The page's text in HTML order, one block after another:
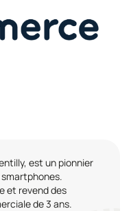
est un pionnier
et revend des
de 3 ans.